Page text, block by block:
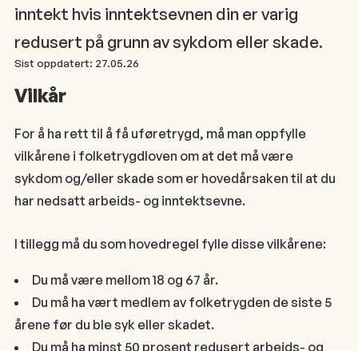
inntekt hvis inntektsevnen din er varig
redusert på grunn av sykdom eller skade.
Sist oppdatert: 27.05.26
Vilkår
For å ha rett til å få uføretrygd, må man oppfylle
vilkårene i folketrygdloven om at det må være
sykdom og/eller skade som er hovedårsaken til at du
har nedsatt arbeids- og inntektsevne.
I tillegg må du som hovedregel fylle disse vilkårene:
Du må være mellom 18 og 67 år.
Du må ha vært medlem av folketrygden de siste 5
årene før du ble syk eller skadet.
Du må ha minst 50 prosent redusert arbeids- og